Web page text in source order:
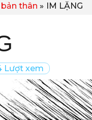
thân IM LẶNG
Lượt xem